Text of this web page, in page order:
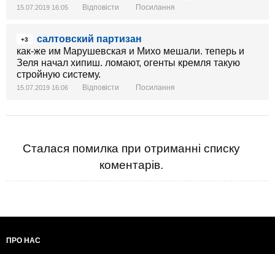
європейські системи, в які неможливо влізти і щось
15.07.2019 16:05 Відповісти Посилання
+3
салтовский партизан
как-же им Марушевская и Михо мешали. теперь и
Зеля начал хипиш. ломают, огенты кремля такую
стройную систему.
15.07.2019 16:06 Відповісти Посилання
Сталася помилка при отриманні списку
коментарів.
ПРО НАС